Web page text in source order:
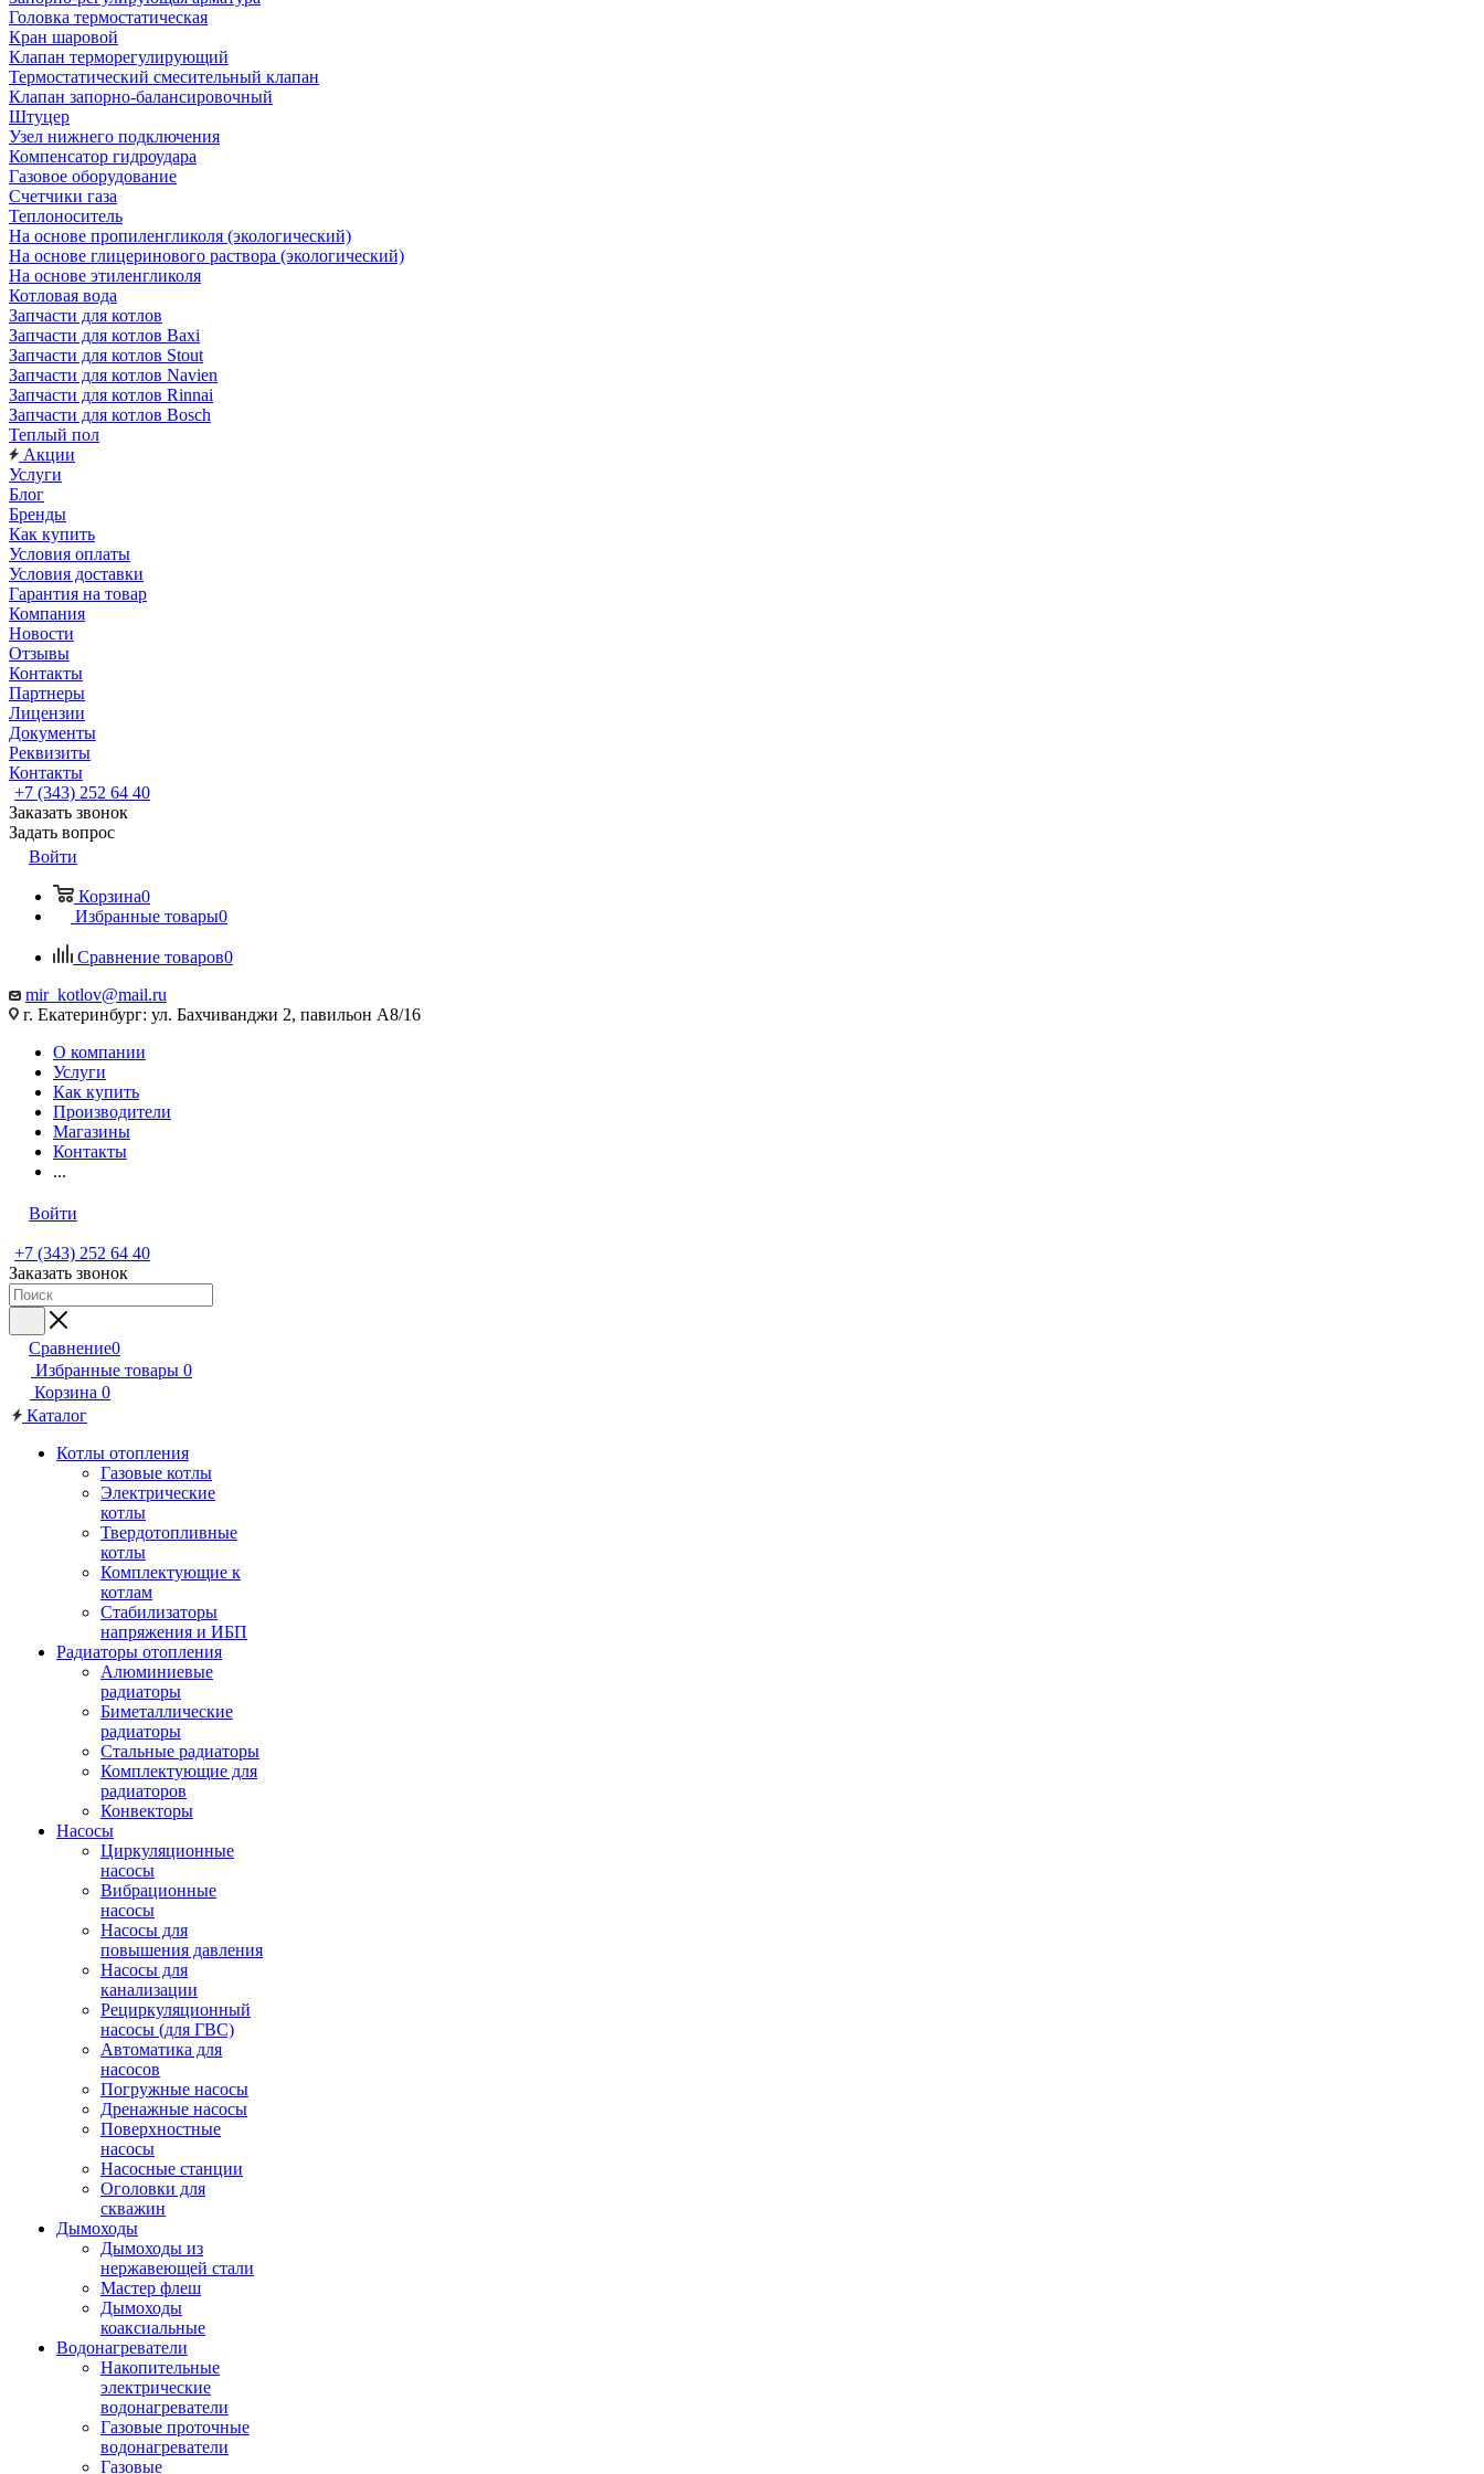
Головка термостатическая
Кран шаровой
Клапан терморегулирующий
Термостатический смесительный клапан
Клапан запорно-балансировочный
Штуцер
Узел нижнего подключения
Компенсатор гидроудара
Газовое оборудование
Счетчики газа
Теплоноситель
На основе пропиленгликоля (экологический)
На основе глицеринового раствора (экологический)
На основе этиленгликоля
Котловая вода
Запчасти для котлов
Запчасти для котлов Baxi
Запчасти для котлов Stout
Запчасти для котлов Navien
Запчасти для котлов Rinnai
Запчасти для котлов Bosch
Теплый пол
Акции
Услуги
Блог
Бренды
Как купить
Условия оплаты
Условия доставки
Гарантия на товар
Компания
Новости
Отзывы
Контакты
Партнеры
Лицензии
Документы
Реквизиты
Контакты
+7 (343) 252 64 40
Заказать звонок
Задать вопрос
Войти
Корзина0
Избранные товары0
Сравнение товаров0
mir_kotlov@mail.ru
г. Екатеринбург: ул. Бахчиванджи 2, павильон А8/16
О компании
Услуги
Как купить
Производители
Магазины
Контакты
...
Войти
+7 (343) 252 64 40
Заказать звонок
Сравнение0
Избранные товары 0
Корзина 0
Каталог
Котлы отопления
Газовые котлы
Электрические
котлы
Твердотопливные
котлы
Комплектующие к
котлам
Стабилизаторы
напряжения и ИБП
Радиаторы отопления
Алюминиевые
радиаторы
Биметаллические
радиаторы
Стальные радиаторы
Комплектующие для
радиаторов
Конвекторы
Насосы
Циркуляционные
насосы
Вибрационные
насосы
Насосы для
повышения давления
Насосы для
канализации
Рециркуляционный
насосы (для ГВС)
Автоматика для
насосов
Погружные насосы
Дренажные насосы
Поверхностные
насосы
Насосные станции
Оголовки для
скважин
Дымоходы
Дымоходы из
нержавеющей стали
Мастер флеш
Дымоходы
коаксиальные
Водонагреватели
Накопительные
электрические
водонагреватели
Газовые проточные
водонагреватели
Газовые